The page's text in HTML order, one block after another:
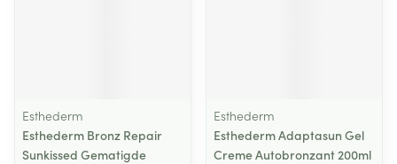
Esthederm
Esthederm Bronz Repair
Sunkissed Gematigde
Esthederm
Esthederm Adaptasun Gel
Creme Autobronzant 200ml